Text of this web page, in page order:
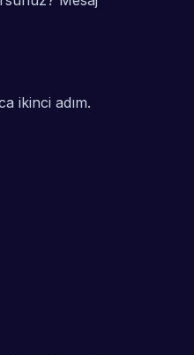
ikinci adım.